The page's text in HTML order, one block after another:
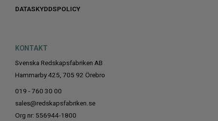
DATASKYDDSPOLICY
KONTAKT
Svenska Redskapsfabriken AB
Hammarby 425, 705 92 Örebro
019 - 760 30 00
sales@redskapsfabriken.se
Org nr: 556944-1800